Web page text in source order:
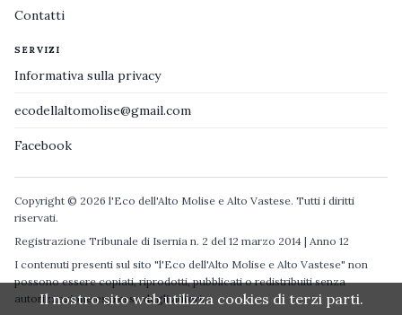
Contatti
SERVIZI
Informativa sulla privacy
ecodellaltomolise@gmail.com
Facebook
Copyright © 2026 l'Eco dell'Alto Molise e Alto Vastese. Tutti i diritti
riservati.
Registrazione Tribunale di Isernia n. 2 del 12 marzo 2014 | Anno 12
I contenuti presenti sul sito "l'Eco dell'Alto Molise e Alto Vastese" non
possono essere copiati, riprodotti, pubblicati o redistribuiti senza
autorizzazione espressa degli autori.
Il nostro sito web utilizza cookies di terzi parti.